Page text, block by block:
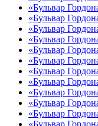
«Бульвар
«Бульвар
«Бульвар
«Бульвар
«Бульвар
«Бульвар
«Бульвар
«Бульвар
«Бульвар
«Бульвар
«Бульвар
«Бульвар